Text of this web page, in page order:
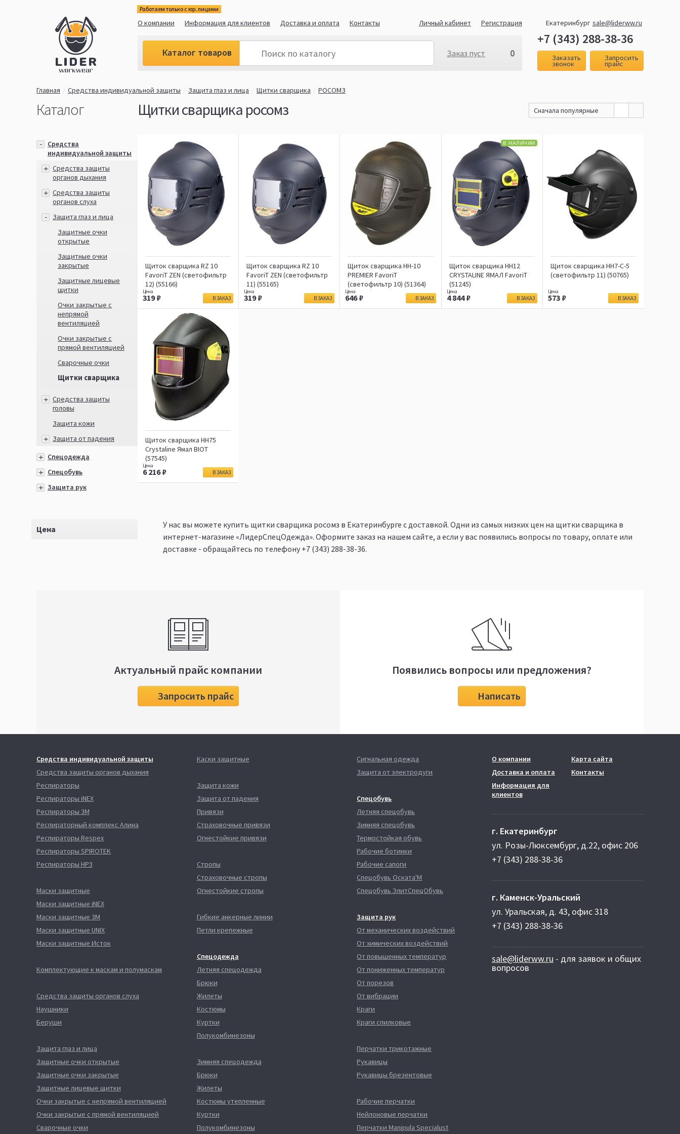
Работаем только с юр. лицами
О компании Информация для клиентов Доставка и оплата Контакты Личный кабинет Регистрация
Каталог товаров Заказ пуст 0
Екатеринбург sale@liderww.ru
+7 (343) 288-38-36
Заказать
звонок
Запросить
прайс
Главная Средства индивидуальной защиты Защита глаз и лица Щитки сварщика РОСОМЗ
Каталог Сначала популярные
Щитки сварщика росомз
Средства
индивидуальной защиты
Средства защиты
органов дыхания
Средства защиты
органов слуха
Защита глаз и лица
Защитные очки
открытые
Защитные очки
закрытые
Защитные лицевые
щитки
Очки закрытые с
непрямой
вентиляцией
Очки закрытые с
прямой вентиляцией
Сварочные очки
Щитки сварщика
Средства защиты
головы
Защита кожи
Защита от падения
Спецодежда
Спецобувь
Защита рук
Цена
Щиток сварщика RZ 10
FavoriT ZEN (светофильтр
12) (55166)
319 В ЗАКАЗ
Щиток сварщика RZ 10
FavoriT ZEN (светофильтр
11) (55165)
319 В ЗАКАЗ
Щиток сварщика НН-10
PREMIER FavoriT
(светофильтр 10) (51364)
646 В ЗАКАЗ
Щиток сварщика НН12
CRYSTALINE ЯМАЛ FavoriT
(51245)
4 844 В ЗАКАЗ
В НАЛИЧИИ
Щиток сварщика НН7-С-5
(светофильтр 11) (50765)
573 В ЗАКАЗ
Щиток сварщика НН75
Crystaline Ямал BIOT
(57545)
6 216 В ЗАКАЗ
У нас вы можете купить щитки сварщика росомз в Екатеринбурге c доставкой. Одни из самых низких цен на щитки сварщика в
интернет-магазине «ЛидерСпецОдежда». Оформите заказ на нашем сайте, а если у вас появились вопросы по товару, оплате или
доставке - обращайтесь по телефону +7 (343) 288-38-36.
Актуальный прайс компании
Запросить прайс
Появились вопросы или предложения?
Написать
Средства индивидуальной защиты
Средства защиты органов дыхания
Респираторы
Респираторы iNEX
Респираторы 3М
Респираторный комплекс Алина
Респираторы Respex
Респираторы SPIROTEK
Респираторы НРЗ
Маски защитные
Маски защитные iNEX
Маски защитные 3М
Маски защитные UNIX
Маски защитные Исток
Комплектующие к маскам и полумаскам
Средства защиты органов слуха
Наушники
Беруши
Защита глаз и лица
Защитные очки открытые
Защитные очки закрытые
Защитные лицевые щитки
Очки закрытые с непрямой вентиляцией
Очки закрытые с прямой вентиляцией
Сварочные очки
Каски защитные
Защита кожи
Защита от падения
Привязи
Страховочные привязи
Огнестойкие привязи
Стропы
Страховочные стропы
Огнестойкие стропы
Гибкие анкерные линии
Петли крепежные
Спецодежда
Летняя спецодежда
Брюки
Жилеты
Костюмы
Куртки
Полукомбинезоны
Зимняя спецодежда
Брюки
Жилеты
Костюмы утепленные
Куртки
Полукомбинезоны
Сигнальная одежда
Защита от электродуги
Спецобувь
Летняя спецобувь
Зимняя спецобувь
Термостойкая обувь
Рабочие ботинки
Рабочие сапоги
Спецобувь Оската'М
Спецобувь ЭлитСпецОбувь
Защита рук
От механических воздействий
От химических воздействий
От повышенных температур
От пониженных температур
От порезов
От вибрации
Краги
Краги спилковые
Перчатки трикотажные
Рукавицы
Рукавицы брезентовые
Рабочие перчатки
Нейлоновые перчатки
Перчатки Manipula Specialust
О компании
Доставка и оплата
Информация для
клиентов
Карта сайта
Контакты
г. Екатеринбург
ул. Розы-Люксембург, д.22, офис 206
+7 (343) 288-38-36
г. Каменск-Уральский
ул. Уральская, д. 43, офис 318
+7 (343) 288-38-36
sale@liderww.ru - для заявок и общих
вопросов